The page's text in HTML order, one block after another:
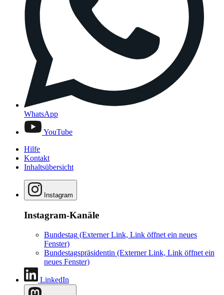
WhatsApp
YouTube
Hilfe
Kontakt
Inhaltsübersicht
Instagram
Instagram-Kanäle
Bundestag (Externer Link, Link öffnet ein neues
Fenster)
Bundestagspräsidentin (Externer Link, Link öffnet ein
neues Fenster)
LinkedIn